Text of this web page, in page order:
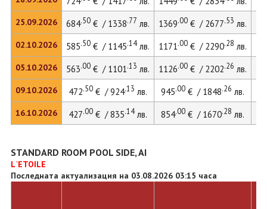
25.09.2026
02.10.2026
05.10.2026
09.10.2026
16.10.2026
684.50€ / 1338.77 лв. 1369.00€ / 2677.53 лв.
585.50€ / 1145.14лв. 1171.00€ / 2290.28 лв.
563.00€ / 1101.13 лв. 1126.00€ / 2202.26 лв.
472.50€ / 924.13 лв. 945.00€ / 1848.26 лв.
427.00€ / 835.14лв. 854.00€ / 1670.28 лв.
STANDARD ROOM POOL SIDE, AI
L`ETOILE
Последната актуализация на 03.08.2026 03:15 часа